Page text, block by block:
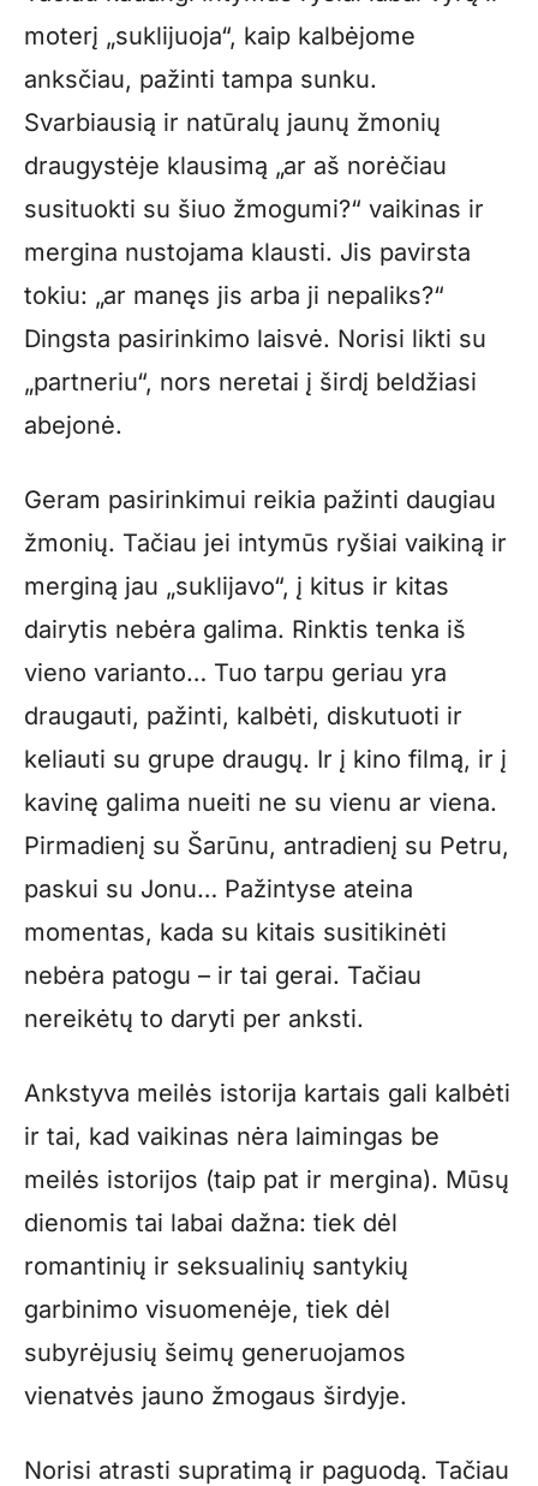
moterį „suklijuoja“, kaip kalbėjome
anksčiau, pažinti tampa sunku.
Svarbiausią ir natūralų jaunų žmonių
draugystėje klausimą „ar aš norėčiau
susituokti su šiuo žmogumi?“ vaikinas ir
mergina nustojama klausti. Jis pavirsta
tokiu: „ar manęs jis arba ji nepaliks?“
Dingsta pasirinkimo laisvė. Norisi likti su
„partneriu“, nors neretai į širdį beldžiasi
abejonė.
Geram pasirinkimui reikia pažinti daugiau
žmonių. Tačiau jei intymūs ryšiai vaikiną ir
merginą jau „suklijavo“, į kitus ir kitas
dairytis nebėra galima. Rinktis tenka iš
vieno varianto… Tuo tarpu geriau yra
draugauti, pažinti, kalbėti, diskutuoti ir
keliauti su grupe draugų. Ir į kino filmą, ir į
kavinę galima nueiti ne su vienu ar viena.
Pirmadienį su Šarūnu, antradienį su Petru,
paskui su Jonu… Pažintyse ateina
momentas, kada su kitais susitikinėti
nebėra patogu – ir tai gerai. Tačiau
nereikėtų to daryti per anksti.
Ankstyva meilės istorija kartais gali kalbėti
ir tai, kad vaikinas nėra laimingas be
meilės istorijos (taip pat ir mergina). Mūsų
dienomis tai labai dažna: tiek dėl
romantinių ir seksualinių santykių
garbinimo visuomenėje, tiek dėl
subyrėjusių šeimų generuojamos
vienatvės jauno žmogaus širdyje.
Norisi atrasti supratimą ir paguodą. Tačiau